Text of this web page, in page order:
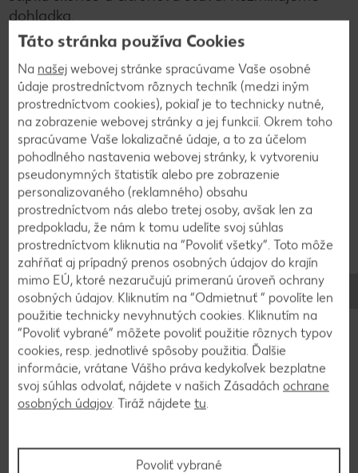
dohladka.
3
Na dno pohárika dáme müsli, vrstvu chia pudingu,
vrstvu hurmikaki pyré a ešte raz zopakujeme. Vrch
dozdobíme ďalším müsli a drobným ovocím.
4
Ak nám zostane pyré, môžeme ho dať do misky a
zamraziť - vznikne nám hurmikaki sorbet.
Späť na prehľad
Táto stránka používa Cookies
Na našej webovej stránke spracúvame Vaše osobné
údaje prostredníctvom rôznych techník (medzi iným
prostredníctvom cookies), pokiaľ je to technicky nutné,
na zobrazenie webovej stránky a jej funkcií. Okrem toho
spracúvame Vaše lokalizačné údaje, a to za účelom
pohodlného nastavenia webovej stránky, k vytvoreniu
pseudonymných štatistík alebo pre zobrazenie
personalizovaného (reklamného) obsahu
prostredníctvom nás alebo tretej osoby, avšak len za
predpokladu, že nám k tomu udelíte svoj súhlas
prostredníctvom kliknutia na “Povoliť všetky”. Toto môže
zahŕňať aj prípadný prenos osobných údajov do krajín
mimo EÚ, ktoré nezaručujú primeranú úroveň ochrany
osobných údajov. Kliknutím na “Odmietnuť ” povolíte len
použitie technicky nevyhnutých cookies. Kliknutím na
“Povoliť vybrané” môžete povoliť použitie rôznych typov
cookies, resp. jednotlivé spôsoby použitia. Ďalšie
informácie, vrátane Vášho práva kedykoľvek bezplatne
svoj súhlas odvolať, nájdete v našich Zásadách ochrane
osobných údajov. Tiráž nájdete tu.
Povoliť vybrané